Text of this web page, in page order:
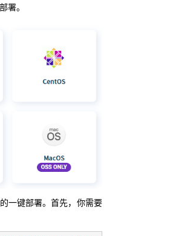
署。
一键部署。首先，你需要